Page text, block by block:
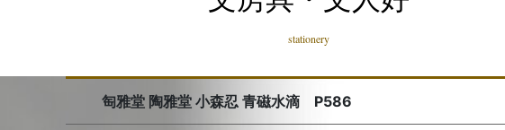
stationery
匋雅堂 陶雅堂 小森忍 青磁水滴 P586